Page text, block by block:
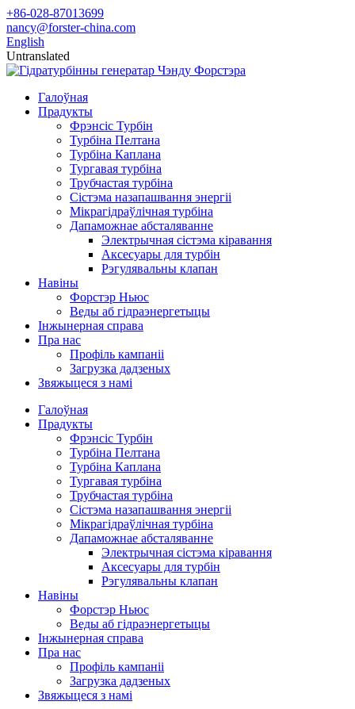
+86-028-87013699
nancy@forster-china.com
English
Untranslated
Галоўная
Прадукты
Фрэнсіс Турбін
Турбіна Пелтана
Турбіна Каплана
Тургавая турбіна
Трубчастая турбіна
Сістэма назапашвання энергіі
Мікрагідраўлічная турбіна
Дапаможнае абсталяванне
Электрычная сістэма кіравання
Аксесуары для турбін
Рэгулявальны клапан
Навіны
Форстэр Ньюс
Веды аб гідраэнергетыцы
Інжынерная справа
Пра нас
Профіль кампаніі
Загрузка дадзеных
Звяжыцеся з намі
Галоўная
Прадукты
Фрэнсіс Турбін
Турбіна Пелтана
Турбіна Каплана
Тургавая турбіна
Трубчастая турбіна
Сістэма назапашвання энергіі
Мікрагідраўлічная турбіна
Дапаможнае абсталяванне
Электрычная сістэма кіравання
Аксесуары для турбін
Рэгулявальны клапан
Навіны
Форстэр Ньюс
Веды аб гідраэнергетыцы
Інжынерная справа
Пра нас
Профіль кампаніі
Загрузка дадзеных
Звяжыцеся з намі